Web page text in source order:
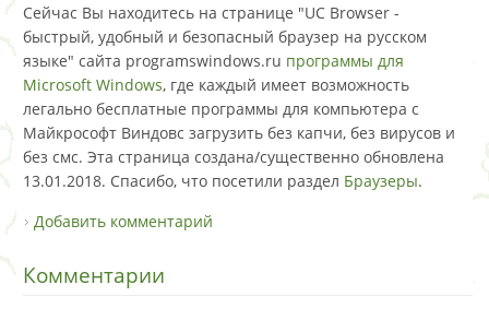
Сейчас Вы находитесь на странице "UC Browser -
быстрый, удобный и безопасный браузер на русском
языке" сайта programswindows.ru программы для
Microsoft Windows, где каждый имеет возможность
легально бесплатные программы для компьютера с
Майкрософт Виндовс загрузить без капчи, без вирусов и
без смс. Эта страница создана/существенно обновлена
13.01.2018. Спасибо, что посетили раздел Браузеры.
Добавить комментарий
Комментарии